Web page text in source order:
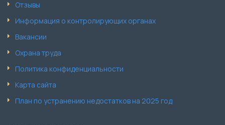
Отзывы
Информация о контролирующих органах
Вакансии
Охрана труда
Политика конфиденциальности
Карта сайта
План по устранению недостатков на 2025 год